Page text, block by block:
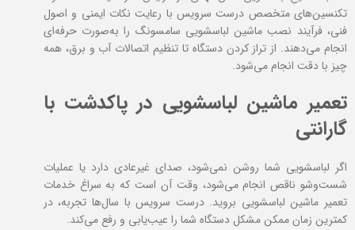
تکنسین‌های متخصص درست سرویس با رعایت نکات ایمنی و اصول
فنی، فرآیند نصب ماشین لباسشویی سامسونگ را به‌صورت حرفه‌ای
انجام می‌دهند. از تراز کردن دستگاه تا تنظیم اتصالات آب و برق، همه
چیز با دقت انجام می‌شود.
تعمیر ماشین لباسشویی در پاکدشت با
گارانتی
اگر لباسشویی شما روشن نمی‌شود، صدای غیرعادی دارد یا عملیات
شست‌وشو ناقص انجام می‌شود، وقت آن است که به سراغ خدمات
تعمیر ماشین لباسشویی بروید. درست سرویس با سال‌ها تجربه، در
کمترین زمان ممکن مشکل دستگاه شما را عیب‌یابی و رفع می‌کند.